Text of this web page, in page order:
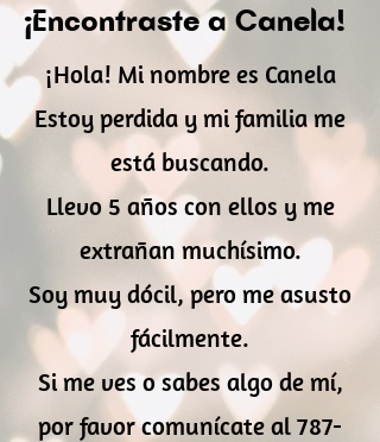
¡Encontraste a Canela!
¡Hola! Mi nombre es Canela
Estoy perdida y mi familia me
está buscando.
Llevo 5 años con ellos y me
extrañan muchísimo.
Soy muy dócil, pero me asusto
fácilmente.
Si me ves o sabes algo de mí,
por favor comunícate al 787-